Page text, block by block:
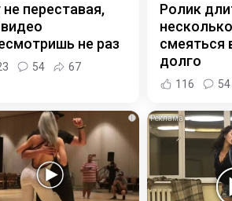
переставая,
не раз
54 67
Ролик
смеяться
долго
116 54
i